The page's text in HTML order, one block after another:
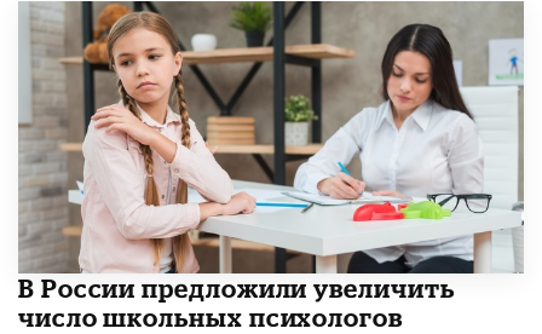
В России предложили увеличить
число школьных психологов